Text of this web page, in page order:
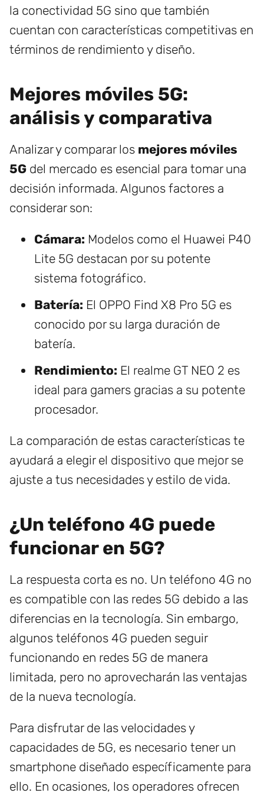
la conectividad 5G sino que también
cuentan con características competitivas en
términos de rendimiento y diseño.
Mejores móviles 5G:
análisis y comparativa
Analizar y comparar los mejores móviles
5G del mercado es esencial para tomar una
decisión informada. Algunos factores a
considerar son:
Cámara: Modelos como el Huawei P40
Lite 5G destacan por su potente
sistema fotográfico.
Batería: El OPPO Find X8 Pro 5G es
conocido por su larga duración de
batería.
Rendimiento: El realme GT NEO 2 es
ideal para gamers gracias a su potente
procesador.
La comparación de estas características te
ayudará a elegir el dispositivo que mejor se
ajuste a tus necesidades y estilo de vida.
¿Un teléfono 4G puede
funcionar en 5G?
La respuesta corta es no. Un teléfono 4G no
es compatible con las redes 5G debido a las
diferencias en la tecnología. Sin embargo,
algunos teléfonos 4G pueden seguir
funcionando en redes 5G de manera
limitada, pero no aprovecharán las ventajas
de la nueva tecnología.
Para disfrutar de las velocidades y
capacidades de 5G, es necesario tener un
smartphone diseñado específicamente para
ello. En ocasiones, los operadores ofrecen